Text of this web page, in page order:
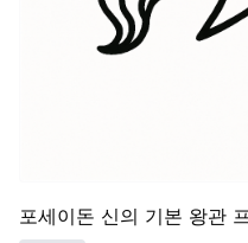
포세이돈 신의 기본 왕관